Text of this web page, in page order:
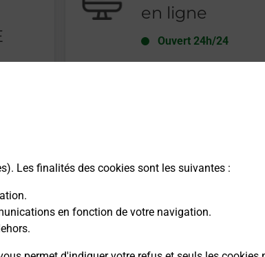
Les finalités des cookies sont les suivantes :
en fonction de votre navigation.
en ligne
Ouvert 24h/24